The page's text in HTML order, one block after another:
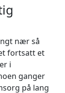
nær så
fortsatt et
i
ganger
på lang